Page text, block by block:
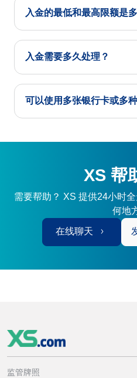
入金的最低和最高限额是
入金需要多久处理？
可以使用多张银行卡或多
XS 帮
需要帮助？ XS 提供24小时
何地
在线聊天
监管牌照